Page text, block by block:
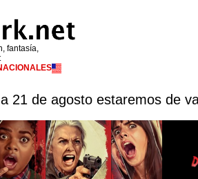
fantasía,
21 de agosto estaremos de